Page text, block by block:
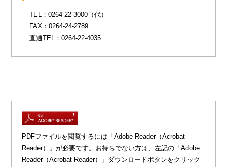
TEL：0264-22-3000（代）
FAX：0264-24-2789
直通TEL：0264-22-4035
PDFファイルを閲覧するには「Adobe Reader（Acrobat
Reader）」が必要です。お持ちでない方は、左記の「Adobe
Reader（Acrobat Reader）」ダウンロードボタンをクリック